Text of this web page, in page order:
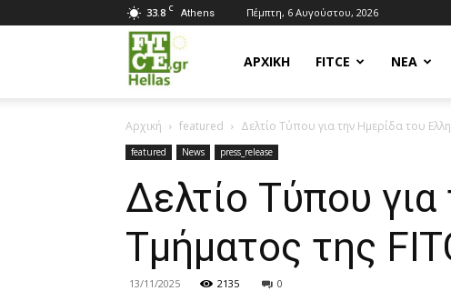
33.8 C Athens Πέμπτη, 6 Αυγούστου, 2026
Hellas
ΑΡΧΙΚΗ FITCE ΝΕΑ
Αρχική featured Δελτίο Τύπου για την Ημερίδα του
featured News press_release
Δελτίο Τύπου
Τμήματος της
13/11/2025 2135 0